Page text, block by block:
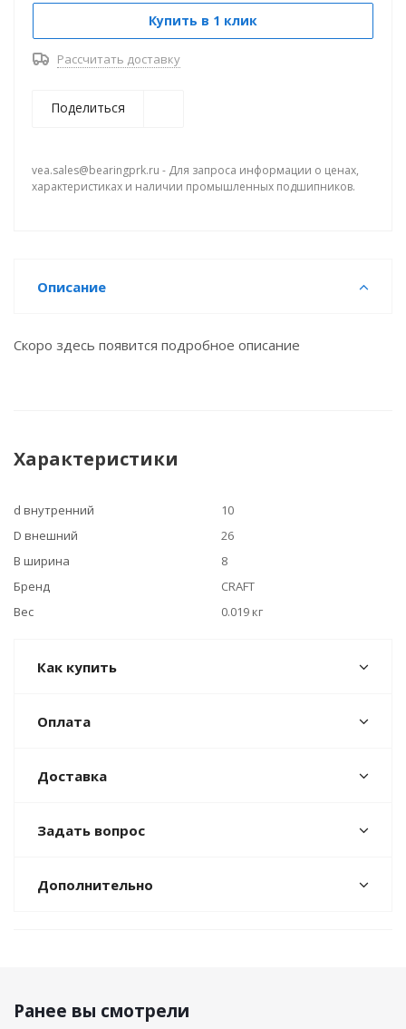
Купить в 1 клик
Рассчитать доставку
Поделиться
vea.sales@bearingprk.ru - Для запроса информации о ценах,
характеристиках и наличии промышленных подшипников.
Описание
Скоро здесь появится подробное описание
Характеристики
d внутренний
10
D внешний
26
B ширина
8
Бренд
CRAFT
Вес
0.019 кг
Как купить
Оплата
Доставка
Задать вопрос
Дополнительно
Ранее вы смотрели